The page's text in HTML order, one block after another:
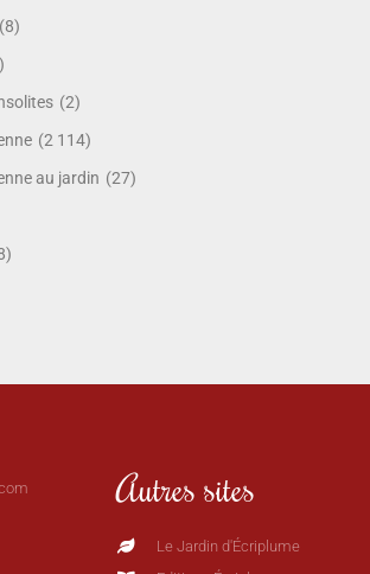
(8)
(2)
(2 114)
au jardin (27)
Autres sites
Le Jardin d'Écriplume